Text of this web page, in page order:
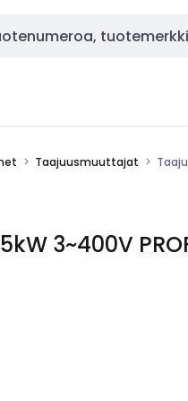
Taajuusmuuttajat
3~400V